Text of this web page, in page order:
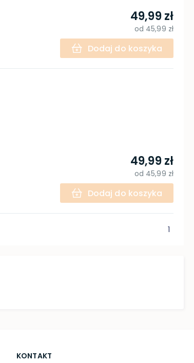
49,99 zł
od 45,99 zł
Dodaj do koszyka
49,99 zł
od 45,99 zł
Dodaj do koszyka
1
KONTAKT